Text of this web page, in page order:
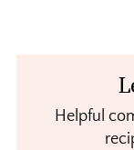
Helpful